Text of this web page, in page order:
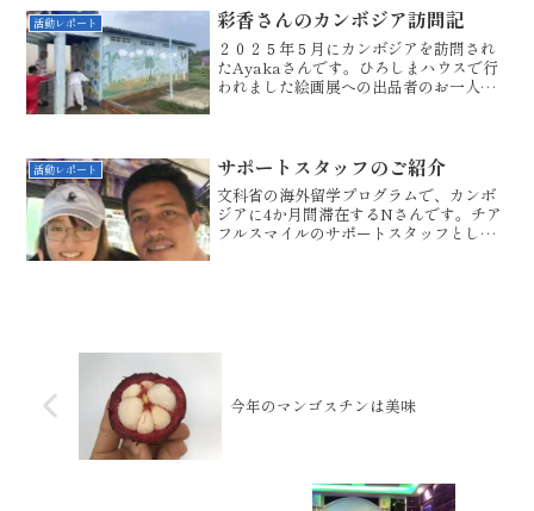
り、1953年に長らく続いたフランスによ
る統治から完全独立を...
活動レポート 彩香さんのカンボジア訪問記
２０２５年５月にカンボジアを訪問され
たAyakaさんです。ひろしまハウスで行
われました絵画展への出品者のお一人で
とスラスターチャン小...
活動レポート サポートスタッフのご紹介
文科省の海外留学プログラムで、カンボ
ジアに4か月間滞在するNさんです。チア
フルスマイルのサポートスタッフとし
今年のマンゴスチンは美味